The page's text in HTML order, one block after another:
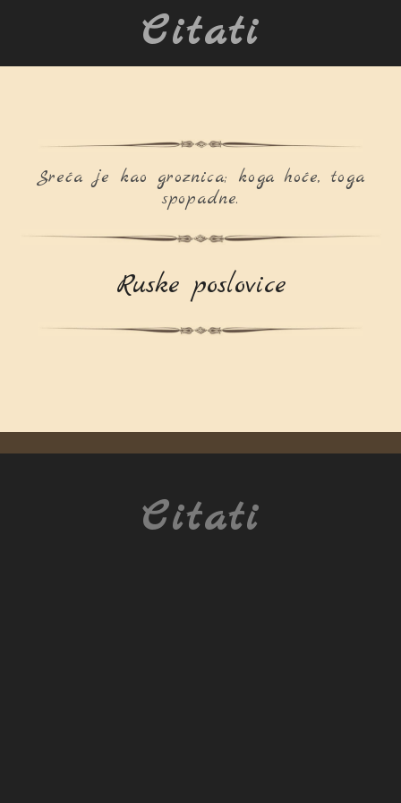
Citati
Sreća je kao groznica; koga hoće, toga
spopadne.
Ruske poslovice
Citati